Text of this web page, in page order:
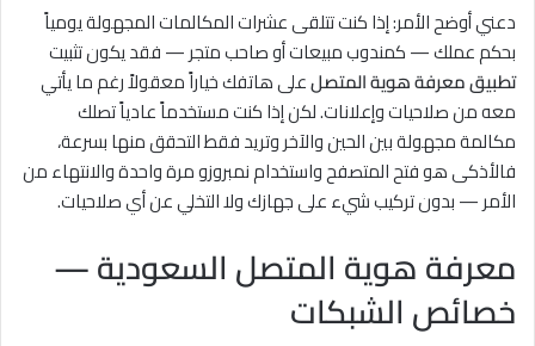
دعني أوضح الأمر: إذا كنت تتلقى عشرات المكالمات المجهولة يومياً
بحكم عملك — كمندوب مبيعات أو صاحب متجر — فقد يكون تثبيت
تطبيق معرفة هوية المتصلعلى هاتفك خياراً معقولاً رغم ما يأتي
معه من صلاحيات وإعلانات. لكن إذا كنت مستخدماً عادياً تصلك
مكالمة مجهولة بين الحين والآخر وتريد فقط التحقق منها بسرعة،
فالأذكى هو فتح المتصفح واستخدام نمبروزو مرة واحدة والانتهاء من
الأمر — بدون تركيب شيء على جهازك ولا التخلي عن أي صلاحيات.
معرفة هوية المتصل السعودية —
خصائص الشبكات